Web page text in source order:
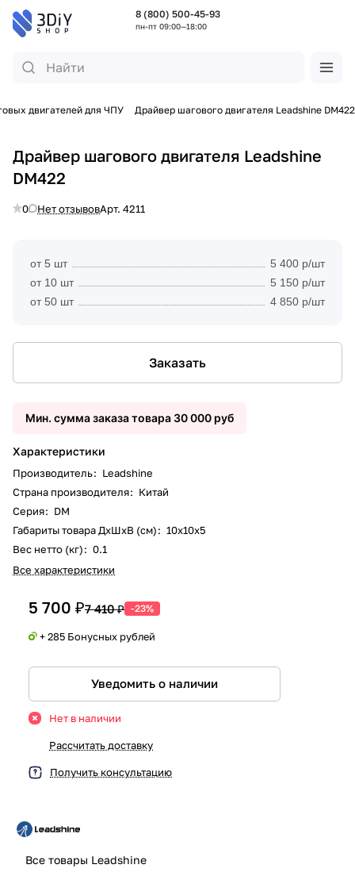
8 (800) 500-45-93
пн-пт 09:00—18:00
двигателей для ЧПУ Драйвер шагового двигателя Leadshine DM422
Драйвер шагового двигателя Leadshine
DM422
0 Нет отзывовАрт. 4211
от 5 шт
5 400 р/шт
от 10 шт
5 150 р/шт
от 50 шт
4 850 р/шт
Заказать
Мин. сумма заказа товара 30 000 руб
Характеристики
Производитель: Leadshine
Страна производителя: Китай
Серия: DM
Габариты товара ДxШxВ (см): 10х10х5
Вес нетто (кг): 0.1
Все характеристики
5 700 ₽7 410 ₽ -23%
+ 285 Бонусных рублей
Уведомить о наличии
Нет в наличии
Рассчитать доставку
Получить консультацию
Все товары Leadshine